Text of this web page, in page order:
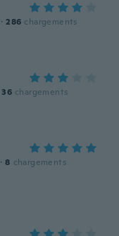
· 286 chargements
36 chargements
· 8 chargements